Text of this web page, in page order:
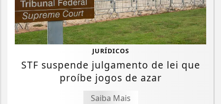
JURÍDICOS
STF suspende julgamento de lei que
proíbe jogos de azar
Saiba Mais